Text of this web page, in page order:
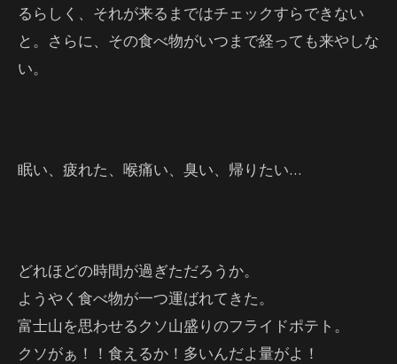
るらしく、それが来るまではチェックすらできない
と。さらに、その食べ物がいつまで経っても来やしな
い。
眠い、疲れた、喉痛い、臭い、帰りたい…
どれほどの時間が過ぎただろうか。
ようやく食べ物が一つ運ばれてきた。
富士山を思わせるクソ山盛りのフライドポテト。
クソがぁ！！食えるか！多いんだよ量がよ！